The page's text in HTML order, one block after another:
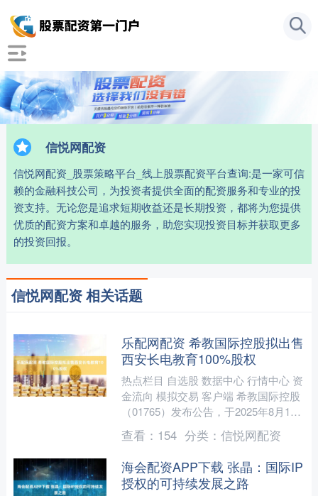
信悦网配资
信悦网配资_股票策略平台_线上股票配资平台查询:是一家可信
赖的金融科技公司，为投资者提供全面的配资服务和专业的投
资支持。无论您是追求短期收益还是长期投资，都将为您提供
优质的配资方案和卓越的服务，助您实现投资目标并获取更多
的投资回报。
信悦网配资 相关话题
乐配网配资 希教国际控股拟出售
西安长电教育100%股权
热点栏目 自选股 数据中心 行情中心 资
金流向 模拟交易 客户端 希教国际控股
（01765）发布公告，于2025年8月11
日，买方桂林山水壹号、卖方成都鼎泰
亨与....
查看： 154 分类： 信悦网配资
海会配资APP下载 张晶：国际IP
授权的可持续发展之路